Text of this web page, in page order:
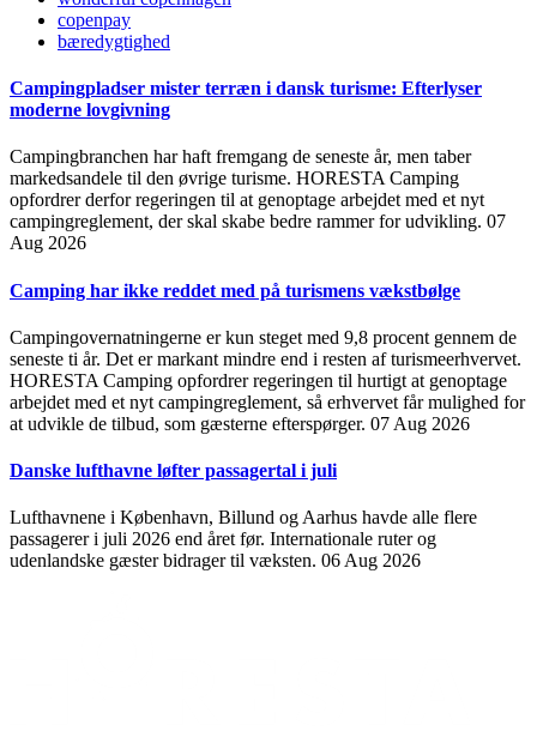
copenpay
bæredygtighed
Campingpladser mister terræn i dansk turisme: Efterlyser
moderne lovgivning
Campingbranchen har haft fremgang de seneste år, men taber
markedsandele til den øvrige turisme. HORESTA Camping
opfordrer derfor regeringen til at genoptage arbejdet med et nyt
campingreglement, der skal skabe bedre rammer for udvikling. 07
Aug 2026
Camping har ikke reddet med på turismens vækstbølge
Campingovernatningerne er kun steget med 9,8 procent gennem de
seneste ti år. Det er markant mindre end i resten af turismeerhvervet.
HORESTA Camping opfordrer regeringen til hurtigt at genoptage
arbejdet med et nyt campingreglement, så erhvervet får mulighed for
at udvikle de tilbud, som gæsterne efterspørger. 07 Aug 2026
Danske lufthavne løfter passagertal i juli
Lufthavnene i København, Billund og Aarhus havde alle flere
passagerer i juli 2026 end året før. Internationale ruter og
udenlandske gæster bidrager til væksten. 06 Aug 2026